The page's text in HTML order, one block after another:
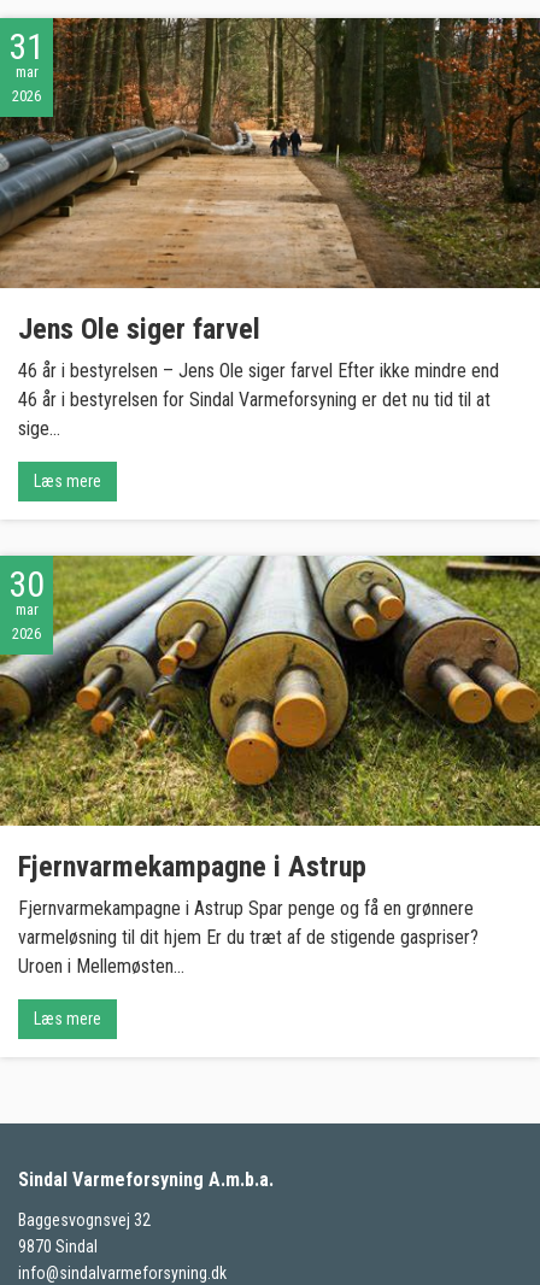
31
mar
2026
Jens Ole siger farvel
46 år i bestyrelsen – Jens Ole siger farvel Efter ikke mindre end
46 år i bestyrelsen for Sindal Varmeforsyning er det nu tid til at
sige...
Læs mere
30
mar
2026
Fjernvarmekampagne i Astrup
Fjernvarmekampagne i Astrup Spar penge og få en grønnere
varmeløsning til dit hjem Er du træt af de stigende gaspriser?
Uroen i Mellemøsten...
Læs mere
Sindal Varmeforsyning A.m.b.a.
Baggesvognsvej 32
9870 Sindal
info@sindalvarmeforsyning.dk